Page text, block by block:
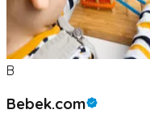
B
Bebek.com